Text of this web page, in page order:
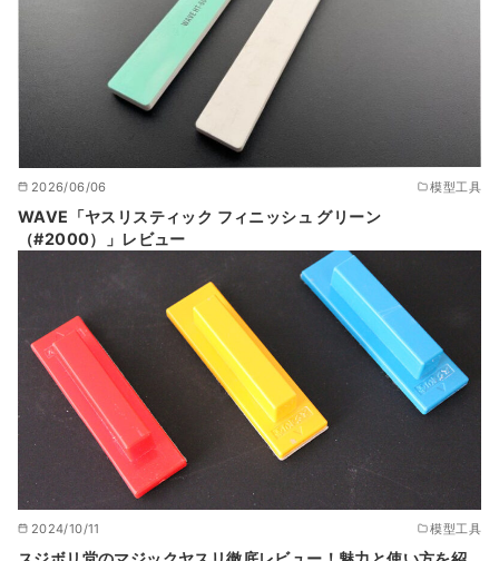
2026/06/06 模型工具
WAVE「ヤスリスティック フィニッシュ グリーン
（#2000）」レビュー
2024/10/11 模型工具